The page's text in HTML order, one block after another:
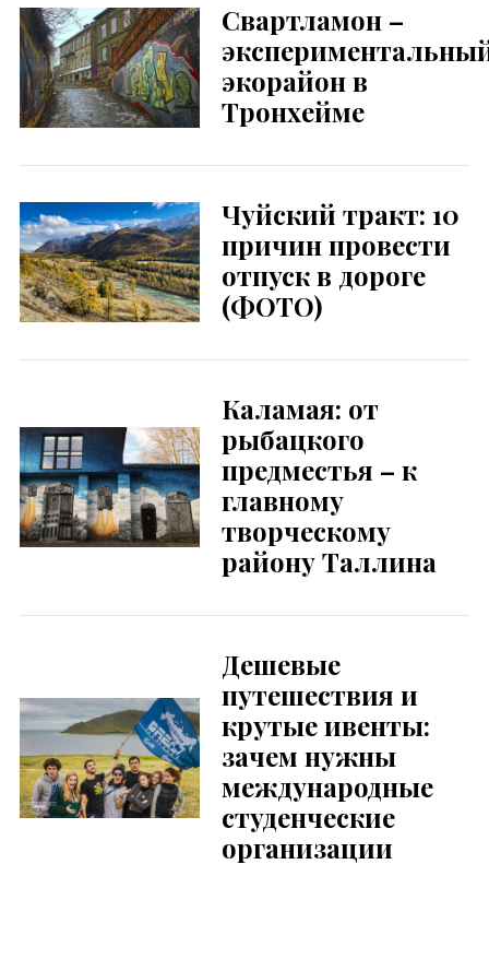
Свартламон –
экорайон в
Тронхейме
Чуйский тракт: 10
причин провести
отпуск в дороге
(ФОТО)
Каламая: от
рыбацкого
предместья – к
главному
творческому
району Таллина
Дешевые
путешествия и
крутые ивенты:
зачем нужны
международные
студенческие
организации